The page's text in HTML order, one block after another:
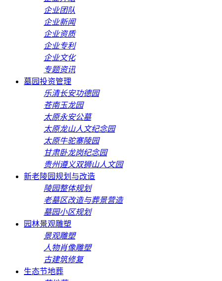
企业团队
企业新闻
企业资质
企业专利
企业文化
专题资讯
墓园投资管理
乐清长安功德园
苍南玉龙园
太原永安公墓
太原龙山人文纪念园
太原牛驼寨陵园
甘肃卧龙岗纪念园
贵州遵义双狮山人文园
新老陵园规划与改造
陵园整体规划
老墓区改造与葬景营造
墓园小区规划
园林景观雕塑
景观雕塑
人物肖像雕塑
古建筑修复
生态节地葬